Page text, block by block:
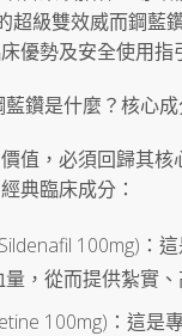
超級雙效威而鋼藍
優勢及安全使用
鑽是什麼？核心
值，必須回歸其核
典臨床成分：
100mg)：
，從而提供紮實
100mg)：這是